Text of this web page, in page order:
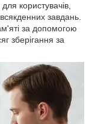
користувачів,
завдань.
за допомогою
зберігання за